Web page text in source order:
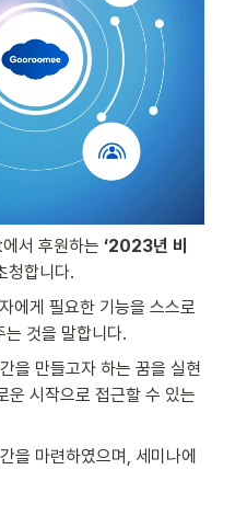
서 후원하는 ‘2023년 비
청합니다.
에게 필요한 기능을 스스로
것을 말합니다.
을 만들고자 하는 꿈을 실현
시작으로 접근할 수 있는
을 마련하였으며, 세미나에